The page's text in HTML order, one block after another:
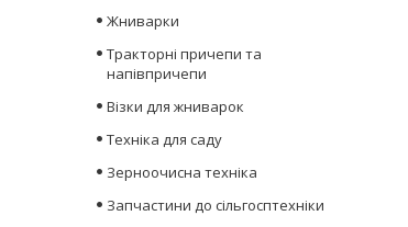
Жниварки
Тракторні причепи та
напівпричепи
Візки для жниварок
Техніка для саду
Зерноочисна техніка
Запчастини до сільгосптехніки